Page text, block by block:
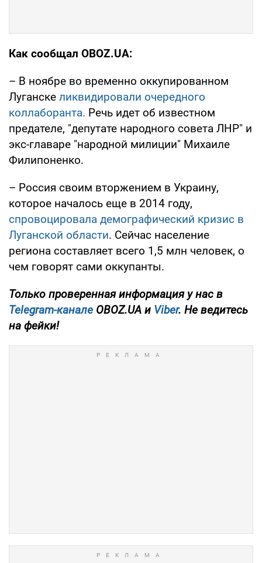
Как сообщал OBOZ.UA:
– В ноябре во временно оккупированном
Луганске ликвидировали очередного
коллаборанта. Речь идет об известном
предателе, "депутате народного совета ЛНР" и
экс-главаре "народной милиции" Михаиле
Филипоненко.
– Россия своим вторжением в Украину,
которое началось еще в 2014 году,
спровоцировала демографический кризис в
Луганской области. Сейчас население
региона составляет всего 1,5 млн человек, о
чем говорят сами оккупанты.
Только проверенная информация у нас в
Telegram-канале OBOZ.UA и Viber. Не ведитесь
на фейки!